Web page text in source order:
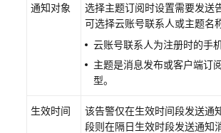
指
域）
通知对象
选择主题订阅时设置需要发送
可选择云账号联系人或主题名称
云账号联系人为注册时的手
主题是消息发布或客户端订
型。
生效时间
该告警仅在生效时间段发送通
段则在隔日生效时段发送通知